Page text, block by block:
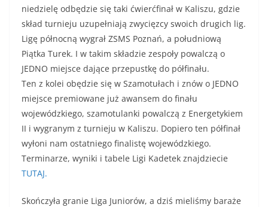
niedzielę odbędzie się taki ćwierćfinał w Kaliszu, gdzie
skład turnieju uzupełniają zwycięzcy swoich drugich lig.
Ligę północną wygrał ZSMS Poznań, a południową
Piątka Turek. I w takim składzie zespoły powalczą o
JEDNO miejsce dające przepustkę do półfinału.
Ten z kolei obędzie się w Szamotułach i znów o JEDNO
miejsce premiowane już awansem do finału
wojewódzkiego, szamotulanki powalczą z Energetykiem
II i wygranym z turnieju w Kaliszu. Dopiero ten półfinał
wyłoni nam ostatniego finalistę wojewódzkiego.
Terminarze, wyniki i tabele Ligi Kadetek znajdziecie
TUTAJ.
Skończyła granie Liga Juniorów, a dziś mieliśmy baraże